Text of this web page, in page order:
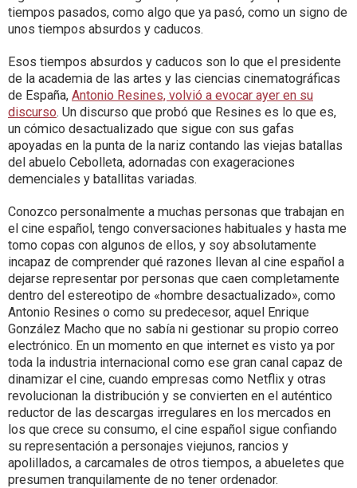
tiempos pasados, como algo que ya pasó, como un signo de
unos tiempos absurdos y caducos.
Esos tiempos absurdos y caducos son lo que el presidente
de la academia de las artes y las ciencias cinematográficas
de España, Antonio Resines, volvió a evocar ayer en su
discurso. Un discurso que probó que Resines es lo que es,
un cómico desactualizado que sigue con sus gafas
apoyadas en la punta de la nariz contando las viejas batallas
del abuelo Cebolleta, adornadas con exageraciones
demenciales y batallitas variadas.
Conozco personalmente a muchas personas que trabajan en
el cine español, tengo conversaciones habituales y hasta me
tomo copas con algunos de ellos, y soy absolutamente
incapaz de comprender qué razones llevan al cine español a
dejarse representar por personas que caen completamente
dentro del estereotipo de «hombre desactualizado», como
Antonio Resines o como su predecesor, aquel Enrique
González Macho que no sabía ni gestionar su propio correo
electrónico. En un momento en que internet es visto ya por
toda la industria internacional como ese gran canal capaz de
dinamizar el cine, cuando empresas como Netflix y otras
revolucionan la distribución y se convierten en el auténtico
reductor de las descargas irregulares en los mercados en
los que crece su consumo, el cine español sigue confiando
su representación a personajes viejunos, rancios y
apolillados, a carcamales de otros tiempos, a abueletes que
presumen tranquilamente de no tener ordenador.